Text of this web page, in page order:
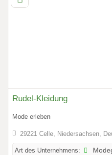
Rudel-Kleidung
Mode erleben
29221 Celle, Niedersachsen,
Art des Unternehmens: